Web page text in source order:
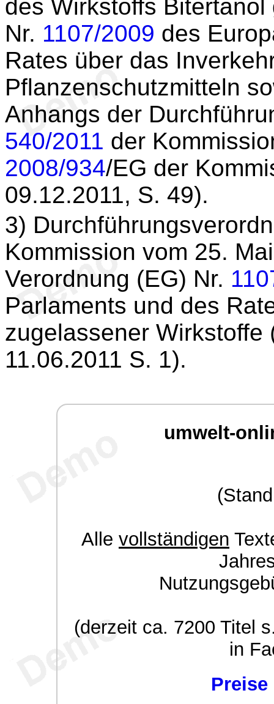
des Wirkstoffs
Nr. 1107/2009 des
Rates über das
Pflanzenschutzmitteln
Anhangs der
540/2011 der
2008/934/EG der
09.12.2011, S. 49).
3)
Kommission vom 25.
Verordnung (EG) Nr.
Parlaments und des
zugelassener Wirkstoffe
11.06.2011 S. 1).
umwelt-
Alle vollständigen
(derzeit ca. 7200 Titel
in